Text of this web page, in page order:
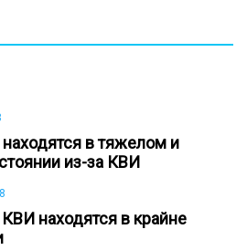
в тяжелом и
из-за КВИ
находятся в крайне